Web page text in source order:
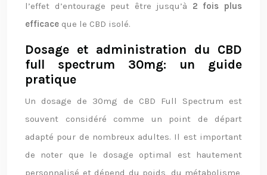
l’effet d’entourage peut être jusqu’à 2 fois plus
efficace que le CBD isolé.
Dosage et administration du CBD
full spectrum 30mg: un guide
pratique
Un dosage de 30mg de CBD Full Spectrum est
souvent considéré comme un point de départ
adapté pour de nombreux adultes. Il est important
de noter que le dosage optimal est hautement
personnalisé et dépend du poids, du métabolisme,